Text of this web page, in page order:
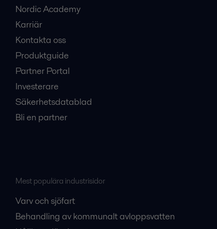
Nordic Academy
Karriär
Kontakta oss
Produktguide
Partner Portal
Investerare
Säkerhetsdatablad
Bli en partner
Mest populära industrisidor
Varv och sjöfart
Behandling av kommunalt avloppsvatten